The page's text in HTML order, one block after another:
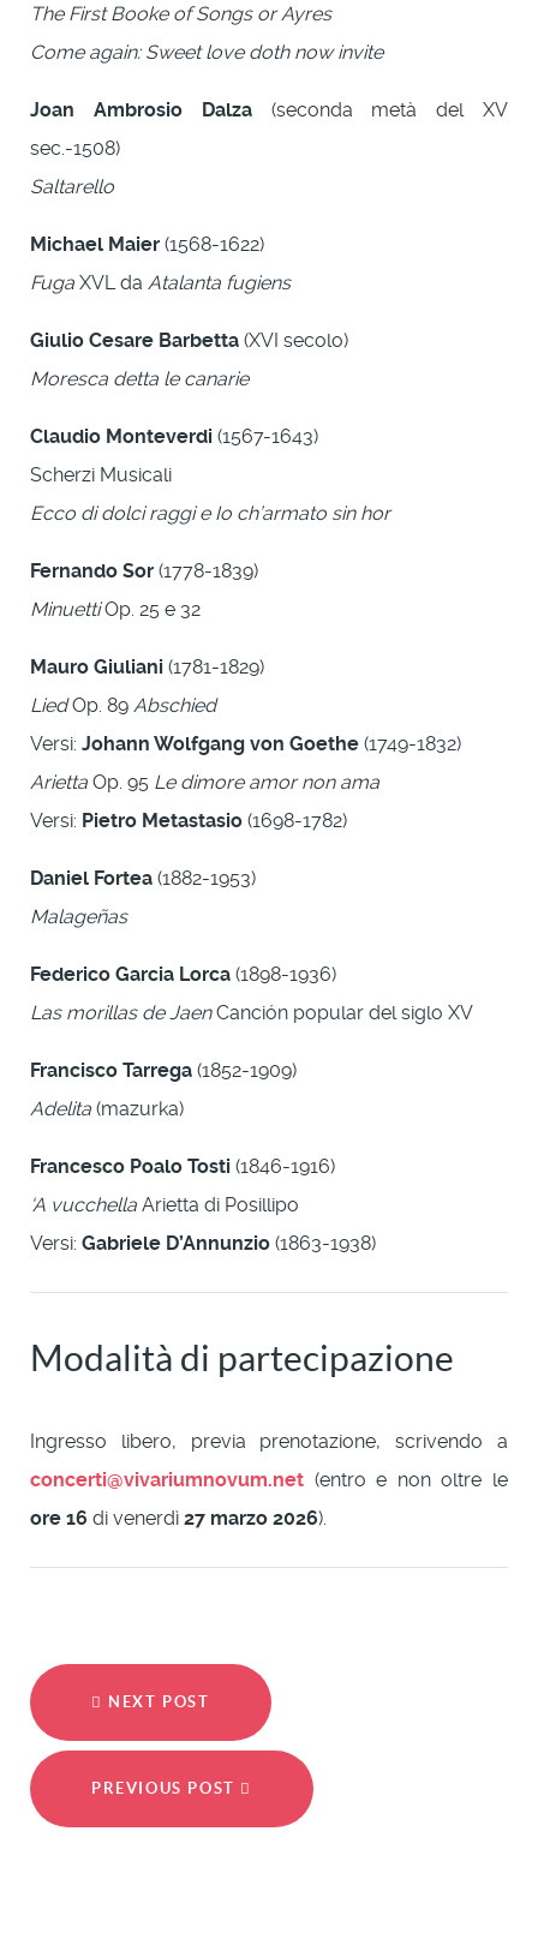
The First Booke of Songs or Ayres
Come again: Sweet love doth now invite
Joan Ambrosio Dalza(seconda metà del XV
sec.-1508)
Saltarello
Michael Maier (1568-1622)
Fuga XVL da Atalanta fugiens
Giulio Cesare Barbetta (XVI secolo)
Moresca detta le canarie
Claudio Monteverdi (1567-1643)
Scherzi Musicali
Ecco di dolci raggi e Io ch’armato sin hor
Fernando Sor (1778-1839)
MinuettiOp. 25 e 32
Mauro Giuliani (1781-1829)
LiedOp. 89 Abschied
Versi: Johann Wolfgang von Goethe (1749-1832)
Arietta Op. 95 Le dimore amor non ama
Versi: Pietro Metastasio (1698-1782)
Daniel Fortea (1882-1953)
Malageñas
Federico Garcia Lorca (1898-1936)
Las morillas de JaenCanción popular del siglo XV
Francisco Tarrega (1852-1909)
Adelita (mazurka)
Francesco Poalo Tosti (1846-1916)
‘A vucchella Arietta di Posillipo
Versi: Gabriele D’Annunzio (1863-1938)
Modalità di partecipazione
Ingresso libero, previa prenotazione, scrivendo a
concerti@vivariumnovum.net (entro e non oltre le
ore 16 di venerdì 27 marzo 2026).
NEXT POST
PREVIOUS POST